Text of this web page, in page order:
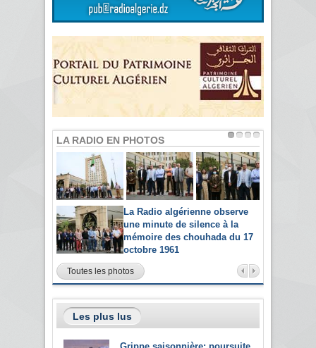
LA RADIO EN PHOTOS
La Radio algérienne observe
une minute de silence à la
mémoire des chouhada du 17
octobre 1961
Toutes les photos
Les plus lus